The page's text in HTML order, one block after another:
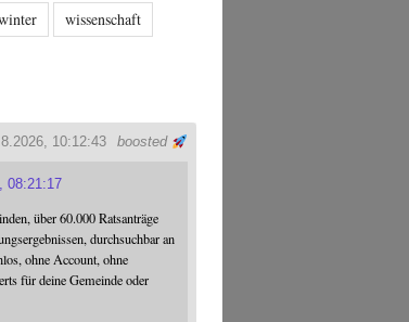
wissenschaft
boosted
10:12:43
08:21:17
über 60.000 Ratsanträge
durchsuchbar an
ohne Account, ohne
für deine Gemeinde oder